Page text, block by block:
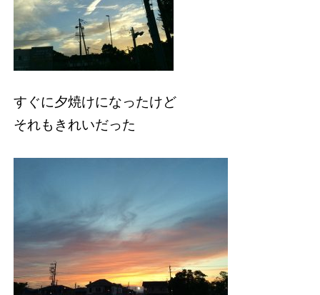
すぐに夕焼けになったけど
それもきれいだった